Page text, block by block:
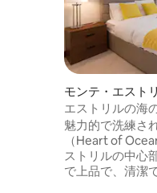
モンテ・エスト
ン・アパート
エストリルの海
クス
魅力的で洗練さ
（Heart of
ストリルの中心
で上品で、清潔